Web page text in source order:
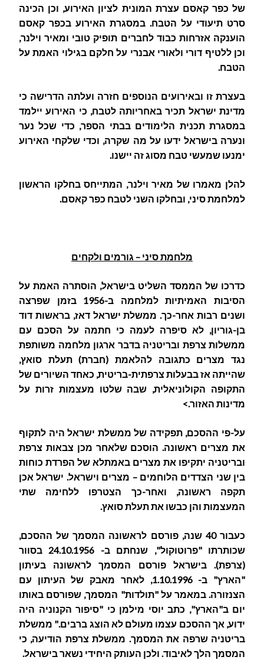
של כפר קאסם עצרת המונית לציון האירוע, וכן הכינה
סרט תיעודי על הטבח. במסגרת האירוע בכפר קאסם
הוענקה אזרחות כבוד לחברים תופיק טובי ומאיר וילנר,
וכן ללטיף דורי ולאורי אבנרי על חלקם בגילוי האמת על
הטבח.
בעצרת זו ובאירועים הנוספים חזרה ועלתה הדרישה כי
מדינת ישראל תכיר באחריותה לטבח, כי האירוע יילמד
במסגרת תכנית הלימודים בבתי הספר, כדי שכל נער
ונערה בישראל ידעו על מה שקרה, וכדי שלקחי האירוע
ימנעו שמעשי טבח מסוג זה יישנו.
להלן מאמרו של מאיר וילנר, המתייחס בחלקו הראשון
למלחמת סיני, ובחלקו השני לטבח כפר קאסם.
מלחמת סיני – גורמים ולקחים
כדרכו של הממסד השליט בישראל, הוסתרה האמת על
הסיבות האמיתיות למלחמה ב-1956 בזמן שפרצה
ושנים רבות אחר-כך. ממשלת ישראל דאז, בראשות דוד
בן-גוריון, לא סיפרה לעמה כי חתמה על הסכם עם
ממשלות צרפת ובריטניה בדבר ארגון מלחמה משותפת
נגד מצרים כתגובה להלאמת (חברת) תעלת סואץ,
שהייתה אז בבעלות צרפתית-בריטית, כאחד השיורים של
התקופה הקולוניאלית, שבה שלטו מעצמות זרות על
מדינות האזור.>
על-פי ההסכם, תפקידה של ממשלת ישראל היה לתקוף
את מצרים ראשונה. הוסכם שלאחר מכן צבאות צרפת
ובריטניה יתקיפו את מצרים באמתלא של הפרדת כוחות
בין שני הצדדים הלוחמים – מצרים וישראל. ישראל אכן
תקפה ראשונה, ואחר-כך הצטרפו ללחימה שתי
המעצמות והן כבשו את תעלת סואץ.
כעבור 40 שנה, פורסם לראשונה המסמך של ההסכם,
שכותרתו "פרוטוקול", שנחתם ב- 24.10.1956 בסוור
(צרפת). בישראל פורסם המסמך לראשונה בעיתון
"הארץ" ב- 1.10.1996, לאחר מאבק של העיתון עם
הצנזורה. במאמר על "תולדות" המסמך, שפורסם באותו
יום ב"הארץ", כתב יוסי מילמן כי "סיפור הקנוניה היה
ידוע, אך ההסכם עצמו מעולם לא הוצג ברבים." ממשלת
בריטניה שרפה את המסמך. ממשלת צרפת הודיעה, כי
המסמך הלך לאיבוד. ולכן העותק היחידי נשאר בישראל.